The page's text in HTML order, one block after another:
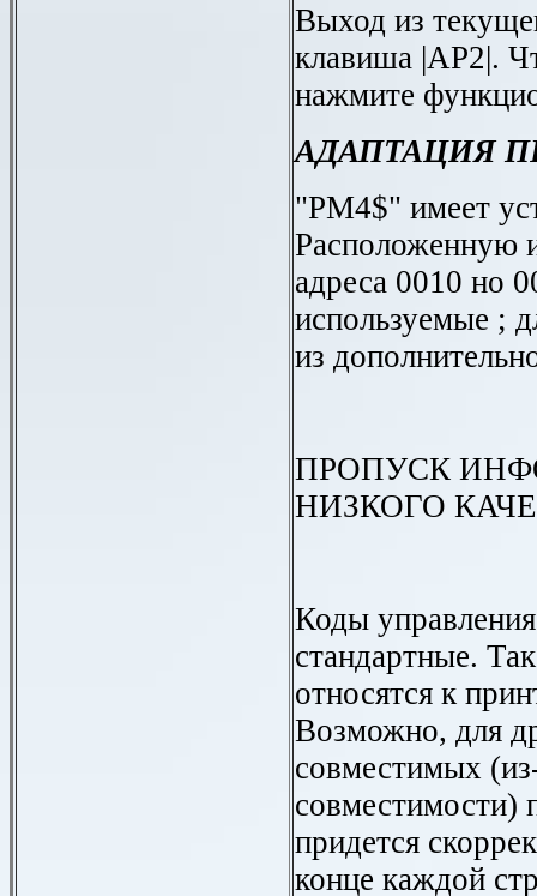
Выход из
клавиша |АР2|.
нажмите
АДАПТАЦИЯ
"РМ4$" имеет
Расположенную
адреса 0010 но
используемые ;
из
ПРОПУСК
НИЗКОГО
Коды
стандартные.
относятся к
Возможно, для
совместимых
совместимости)
придется
конце каждой